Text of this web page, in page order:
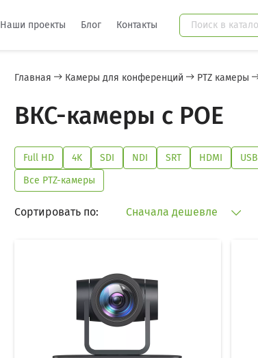
Наши проекты Блог Контакты
Главная Камеры для конференций PTZ камеры
ВКС-камеры с POE
Full HD 4K SDI NDI SRT HDMI USB
Все PTZ-камеры
Сортировать по: Сначала дешевле